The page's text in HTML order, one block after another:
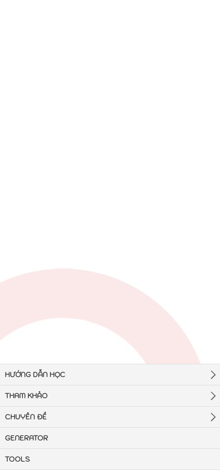
HƯỚNG DẪN HỌC
THAM KHẢO
CHUYÊN ĐỀ
GENERATOR
TOOLS